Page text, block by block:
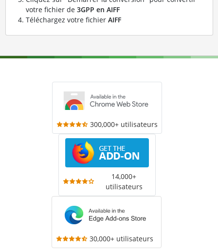
votre fichier de 3GPP en AIFF
Téléchargez votre fichier AIFF
300,000+ utilisateurs
14,000+
utilisateurs
30,000+ utilisateurs